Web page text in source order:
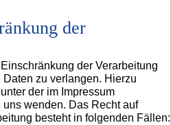
der
der Verarbeitung
Daten zu verlangen. Hierzu
der im Impressum
wenden. Das Recht auf
besteht in folgenden Fällen: